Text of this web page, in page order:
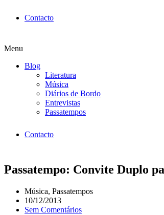
Contacto
Menu
Blog
Literatura
Música
Diários de Bordo
Entrevistas
Passatempos
Contacto
Passatempo: Convite Duplo
Música, Passatempos
10/12/2013
Sem Comentários